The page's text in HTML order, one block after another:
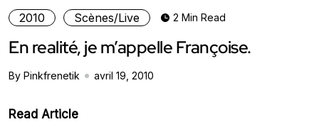
2010 Scènes/Live 2 Min Read
En realité, je m’appelle Françoise.
By Pinkfrenetik avril 19, 2010
Read Article